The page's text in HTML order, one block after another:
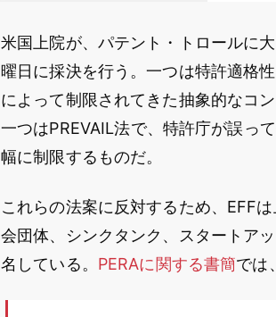
米国上院が、パテント・トロールに
曜日に採決を行う。一つは特許適格
によって制限されてきた抽象的なコ
一つはPREVAIL法で、特許庁が誤っ
幅に制限するものだ。
これらの法案に反対するため、EFF
会団体、シンクタンク、スタートア
名している。 PERAに関する書簡では